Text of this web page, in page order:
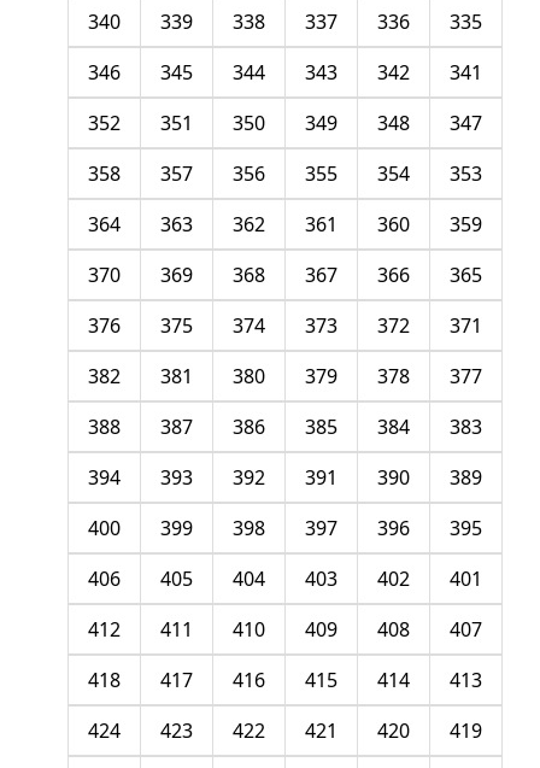
335
336
337
338
339
340
341
342
343
344
345
346
347
348
349
350
351
352
353
354
355
356
357
358
359
360
361
362
363
364
365
366
367
368
369
370
371
372
373
374
375
376
377
378
379
380
381
382
383
384
385
386
387
388
389
390
391
392
393
394
395
396
397
398
399
400
401
402
403
404
405
406
407
408
409
410
411
412
413
414
415
416
417
418
419
420
421
422
423
424